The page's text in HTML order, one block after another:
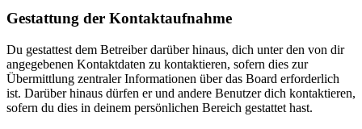
Gestattung der Kontaktaufnahme
Du gestattest dem Betreiber darüber hinaus, dich unter den von dir
angegebenen Kontaktdaten zu kontaktieren, sofern dies zur
Übermittlung zentraler Informationen über das Board erforderlich
ist. Darüber hinaus dürfen er und andere Benutzer dich kontaktieren,
sofern du dies in deinem persönlichen Bereich gestattet hast.